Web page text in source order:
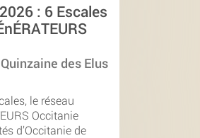
: 6 Escales
des Elus
le réseau
Occitanie
d’Occitanie de